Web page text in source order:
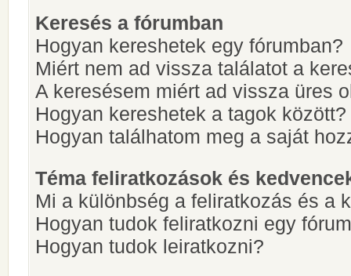
Keresés a fórumban
Hogyan kereshetek egy fórumban?
Miért nem ad vissza találatot a
A keresésem miért ad vissza üres
Hogyan kereshetek a tagok között?
Hogyan találhatom meg a saját
Téma feliratkozások és
Mi a különbség a feliratkozás és a
Hogyan tudok feliratkozni egy
Hogyan tudok leiratkozni?